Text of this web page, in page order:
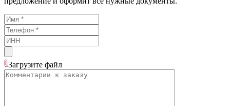
Загрузите файл